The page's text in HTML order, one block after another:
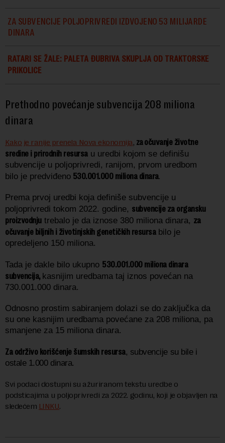
ZA SUBVENCIJE POLJOPRIVREDI IZDVOJENO 53 MILIJARDE
DINARA
RATARI SE ŽALE: PALETA ĐUBRIVA SKUPLJA OD TRAKTORSKE
PRIKOLICE
Prethodno povećanje subvencija 208 miliona
dinara
Kako je ranije prenela Nova ekonomija, zaočuvanje životne
sredine i prirodnih resursau uredbi kojom se definišu
subvencije u poljoprivredi, ranijom, prvom uredbom
bilo je predviđeno 530.001.000 miliona dinara.
Prema prvoj uredbi koja definiše subvencije u
poljoprivredi tokom 2022. godine, subvencije za organsku
proizvodnju trebalo je da iznose 380 miliona dinara, za
očuvanje biljnih i životinjskih genetičkih resursa bilo je
opredeljeno 150 miliona.
Tada je dakle bilo ukupno 530.001.000 miliona dinara
subvencija, kasnijim uredbama taj iznos povećan na
730.001.000 dinara.
Odnosno prostim sabiranjem dolazi se do zaključka da
su one kasnijim uredbama povećane za 208 miliona, pa
smanjene za 15 miliona dinara.
Za održivo korišćenje šumskih resursa, subvencije su bile i
ostale 1.000 dinara.
Svi podaci dostupni su ažuriranom tekstu uredbe o
podsticajima u poljoprivredi za 2022. godinu, koji je objavljen na
sledećem LINKU.